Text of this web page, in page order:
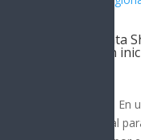
Durazo y Presidenta
al Río Sonora con
5 de agosto de 2026.- En
social y ambiental